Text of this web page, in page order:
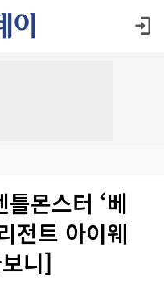
몬스터 ‘베
전트 아이웨
니]